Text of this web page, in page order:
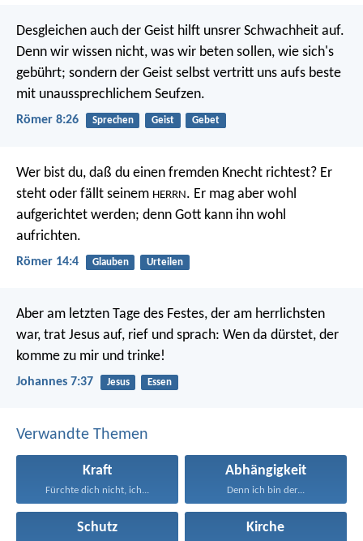
Desgleichen auch der Geist hilft unsrer Schwachheit auf.
Denn wir wissen nicht, was wir beten sollen, wie sich's
gebührt; sondern der Geist selbst vertritt uns aufs beste
mit unaussprechlichem Seufzen.
Römer 8:26 Sprechen Geist Gebet
Wer bist du, daß du einen fremden Knecht richtest? Er
steht oder fällt seinem HERRN. Er mag aber wohl
aufgerichtet werden; denn Gott kann ihn wohl
aufrichten.
Römer 14:4 Glauben Urteilen
Aber am letzten Tage des Festes, der am herrlichsten
war, trat Jesus auf, rief und sprach: Wen da dürstet, der
komme zu mir und trinke!
Johannes 7:37 Jesus Essen
Verwandte Themen
Kraft
Fürchte dich nicht, ich...
Abhängigkeit
Denn ich bin der...
Schutz Kirche